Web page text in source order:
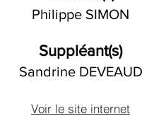
Philippe SIMON
Suppléant(s)
Sandrine DEVEAUD
Voir le site internet